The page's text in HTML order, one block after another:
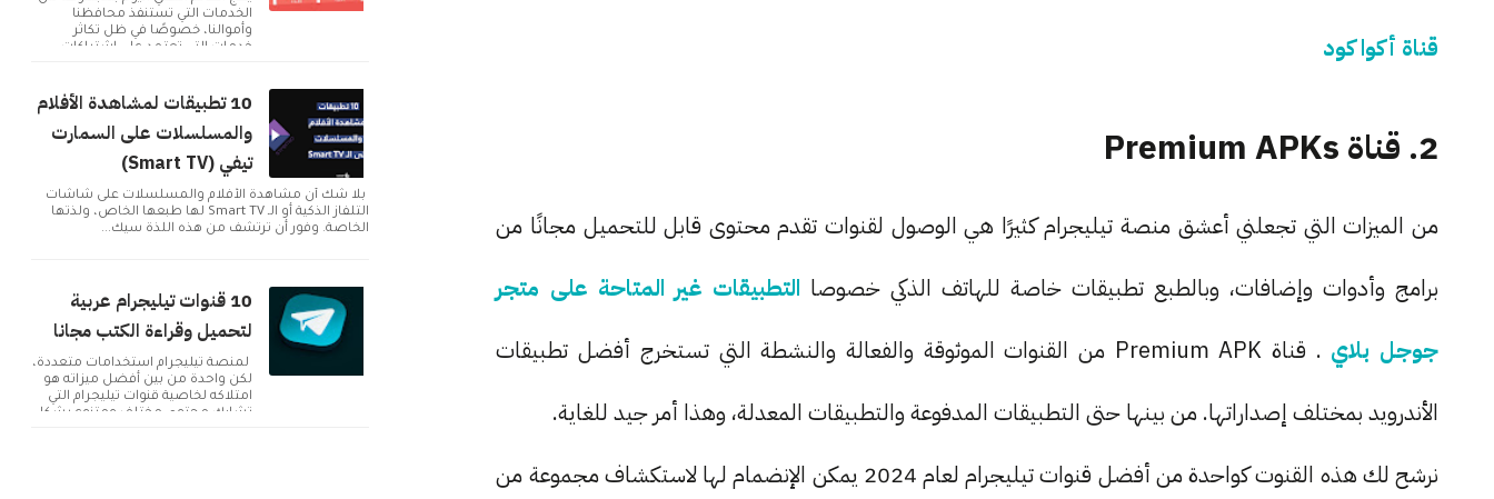
قناة أكوا كود
2. قناة Premium APKs
من الميزات التي تجعلني أعشق منصة تيليجرام كثيرًا هي الوصول لقنوات تقدم محتوى قابل للتحميل مجانًا من
برامج وأدوات وإضافات، وبالطبع تطبيقات خاصة للهاتف الذكي خصوصا التطبيقات غير المتاحة على متجر
جوجل بلاي
. قناة Premium APK من القنوات الموثوقة والفعالة والنشطة التي تستخرج أفضل تطبيقات
الأندرويد بمختلف إصداراتها. من بينها حتى التطبيقات المدفوعة والتطبيقات المعدلة، وهذا أمر جيد للغاية.
نرشح لك هذه القنوت كواحدة من أفضل قنوات تيليجرام لعام 2024 يمكن الإنضمام لها لاستكشاف مجموعة من
الخدمات التي تستنفذ محافظنا
وأموالنا، خصوصًا في ظل تكاثر
خدمات التي تعتمد على اشتراكات
10 تطبيقات لمشاهدة الأفلام
والمسلسلات على السمارت
تيفي (Smart TV)
بلا شك أن مشاهدة الأفلام والمسلسلات على شاشات
التلفاز الذكية أو الـ Smart TV لها طبعها الخاص، ولذتها
الخاصة. وفور أن ترتشف من هذه اللذة سيك...
10 قنوات تيليجرام عربية
لتحميل وقراءة الكتب مجانا
لمنصة تيليجرام استخدامات متعددة،
لكن واحدة من بين أفضل ميزاته هو
امتلاكه لخاصية قنوات تيليجرام التي
تشارك محتوى مختلف ومتنوع بشكل